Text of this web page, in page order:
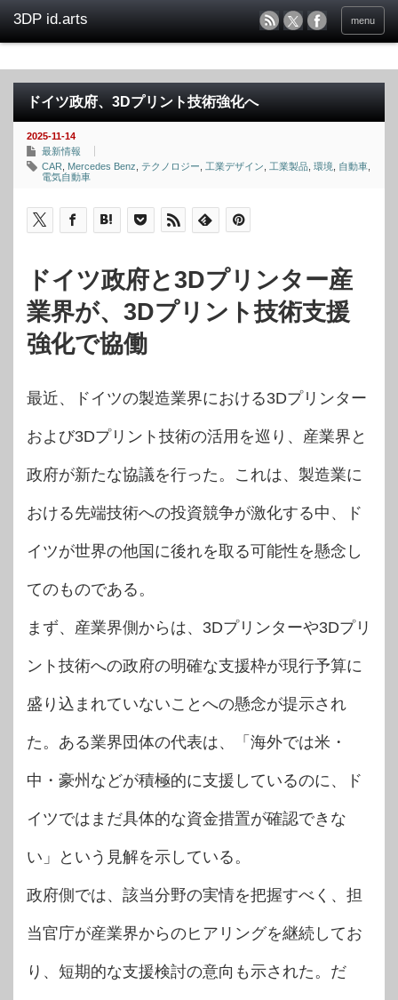
menu
ドイツ政府、3Dプリント技術強化へ
2025-11-14
最新情報
CAR
Mercedes Benz テクノロジー 工業デザイン 工業製品 環境 自動車
電気自動車
ドイツ政府と3Dプリンター産
業界が、3Dプリント技術支援
強化で協働
最近、ドイツの製造業界における3Dプリンター
および3Dプリント技術の活用を巡り、産業界と
政府が新たな協議を行った。これは、製造業に
おける先端技術への投資競争が激化する中、ド
イツが世界の他国に後れを取る可能性を懸念し
てのものである。
まず、産業界側からは、3Dプリンターや3Dプリ
ント技術への政府の明確な支援枠が現行予算に
盛り込まれていないことへの懸念が提示され
た。ある業界団体の代表は、「海外では米・
中・豪州などが積極的に支援しているのに、ド
イツではまだ具体的な資金措置が確認できな
い」という見解を示している。
政府側では、該当分野の実情を把握すべく、担
当官庁が産業界からのヒアリングを継続してお
り、短期的な支援検討の意向も示された。だ